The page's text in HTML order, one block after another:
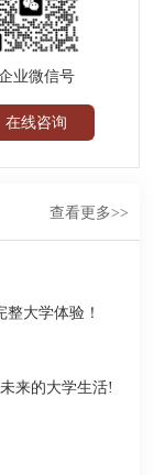
业微信号
在线咨询
查看更多>>
大学体验！
来的大学生活!